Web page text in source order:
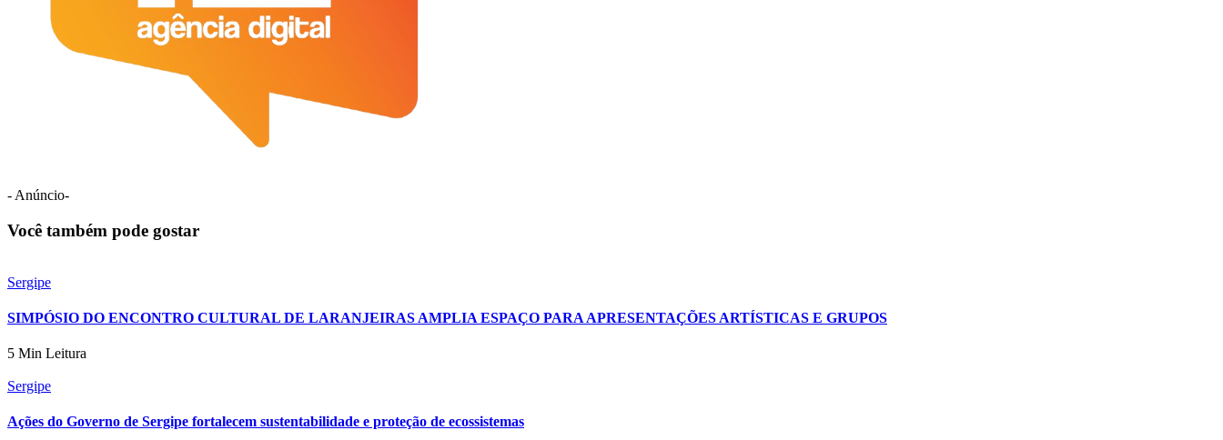
- Anúncio-
Você também pode gostar
Sergipe
SIMPÓSIO DO ENCONTRO CULTURAL DE LARANJEIRAS AMPLIA ESPAÇO PARA APRESENTAÇÕES ARTÍSTICAS E GRUPOS
5 Min Leitura
Sergipe
Ações do Governo de Sergipe fortalecem sustentabilidade e proteção de ecossistemas